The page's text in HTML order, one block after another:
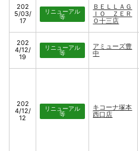
202
5/03/
17
リニューアル
等
ＢＥＬＬＡＧ
ＩＯ ＺＥＲ
Ｏ十三店
202
4/12/
19
リニューアル
等
アミューズ豊
中
202
4/12/
12
リニューアル
等
キコーナ塚本
西口店